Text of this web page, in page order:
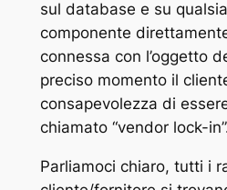
sul database e su
componente
connessa con l’oggetto
preciso momento il
consapevolezza di
chiamato “vendor lock-
Parliamoci chiaro, tutti i